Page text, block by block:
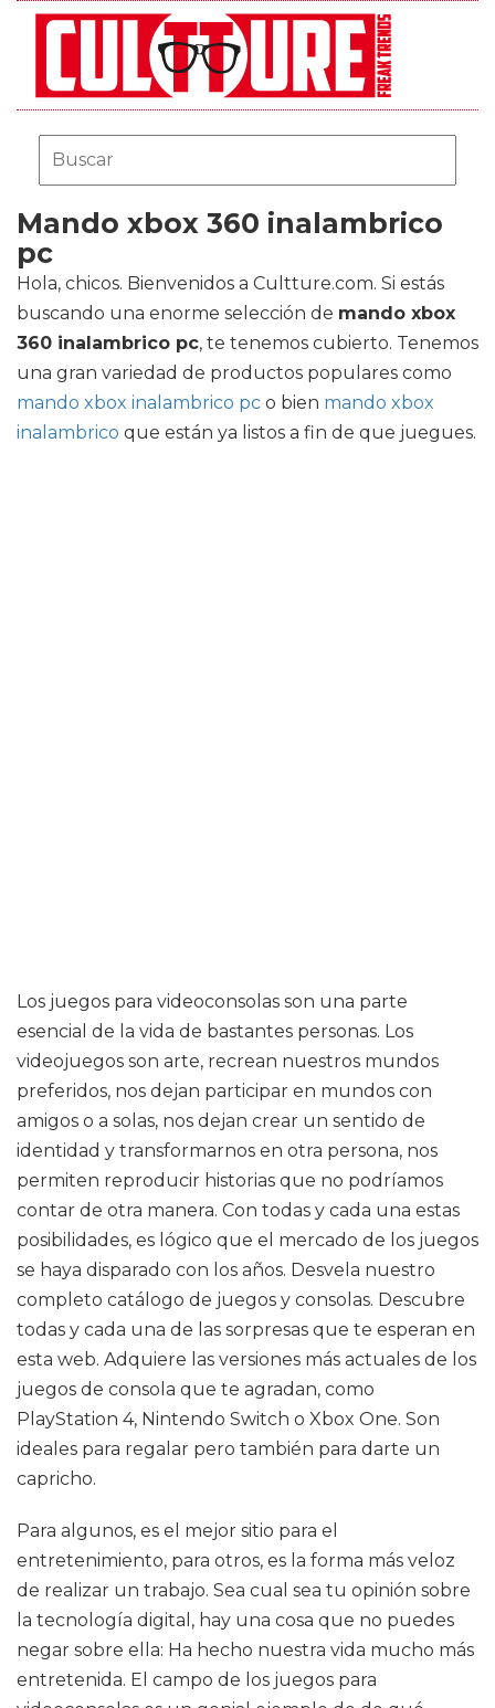
Mando xbox 360 inalambrico
pc
Hola, chicos. Bienvenidos a Cultture.com. Si estás
buscando una enorme selección de mando xbox
360 inalambrico pc, te tenemos cubierto. Tenemos
una gran variedad de productos populares como
mando xbox inalambrico pc o bien mando xbox
inalambrico que están ya listos a fin de que juegues.
Los juegos para videoconsolas son una parte
esencial de la vida de bastantes personas. Los
videojuegos son arte, recrean nuestros mundos
preferidos, nos dejan participar en mundos con
amigos o a solas, nos dejan crear un sentido de
identidad y transformarnos en otra persona, nos
permiten reproducir historias que no podríamos
contar de otra manera. Con todas y cada una estas
posibilidades, es lógico que el mercado de los juegos
se haya disparado con los años. Desvela nuestro
completo catálogo de juegos y consolas. Descubre
todas y cada una de las sorpresas que te esperan en
esta web. Adquiere las versiones más actuales de los
juegos de consola que te agradan, como
PlayStation 4, Nintendo Switch o Xbox One. Son
ideales para regalar pero también para darte un
capricho.
Para algunos, es el mejor sitio para el
entretenimiento, para otros, es la forma más veloz
de realizar un trabajo. Sea cual sea tu opinión sobre
la tecnología digital, hay una cosa que no puedes
negar sobre ella: Ha hecho nuestra vida mucho más
entretenida. El campo de los juegos para